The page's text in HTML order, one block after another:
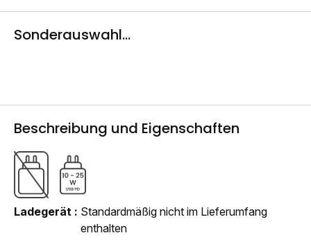
Sonderauswahl...
Beschreibung und Eigenschaften
Ladegerät
Standardmäßig nicht im Lieferumfang
enthalten